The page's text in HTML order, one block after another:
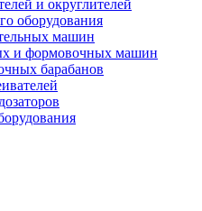
и округлителей
оборудования
машин
и формовочных машин
барабанов